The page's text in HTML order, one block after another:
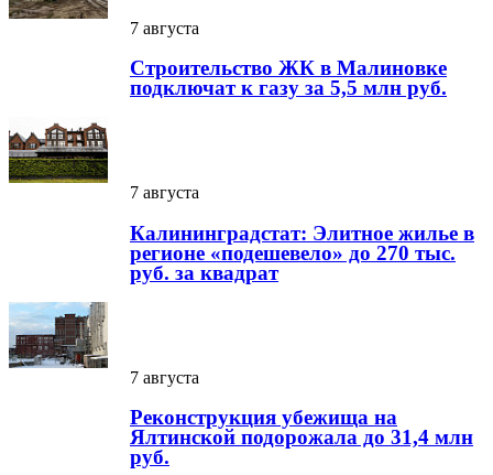
7 августа
Строительство ЖК в Малиновке
подключат к газу за 5,5 млн руб.
7 августа
Калининградстат: Элитное жилье в
регионе «подешевело» до 270 тыс.
руб. за квадрат
7 августа
Реконструкция убежища на
Ялтинской подорожала до 31,4 млн
руб.